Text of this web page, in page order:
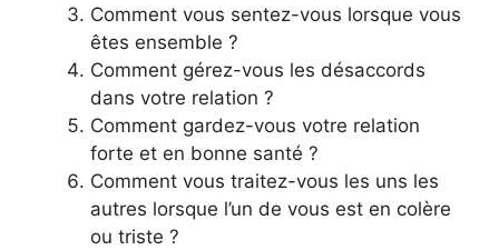
Comment vous sentez-vous lorsque vous
êtes ensemble ?
Comment gérez-vous les désaccords
dans votre relation ?
Comment gardez-vous votre relation
forte et en bonne santé ?
Comment vous traitez-vous les uns les
autres lorsque l’un de vous est en colère
ou triste ?